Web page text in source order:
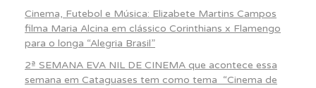
Cinema, Futebol e Música: Elizabete Martins Campos
filma Maria Alcina em clássico Corinthians x Flamengo
para o longa “Alegria Brasil”
2ª SEMANA EVA NIL DE CINEMA que acontece essa
semana em Cataguases tem como tema “Cinema de